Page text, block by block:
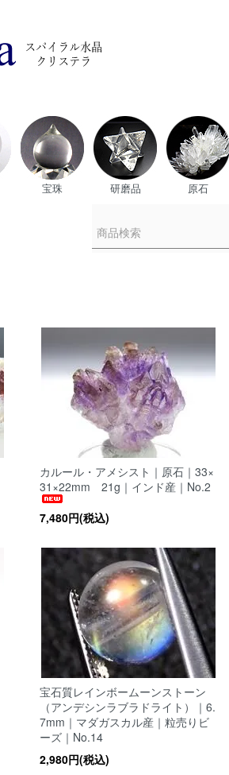
宝珠 研磨品 原石
カルール・アメシスト｜原石｜33×
31×22mm 21g｜インド産｜No.2
7,480円(税込)
宝石質レインボームーンストーン
（アンデシンラブラドライト）｜6.
7mm｜マダガスカル産｜粒売りビ
ーズ｜No.14
2,980円(税込)